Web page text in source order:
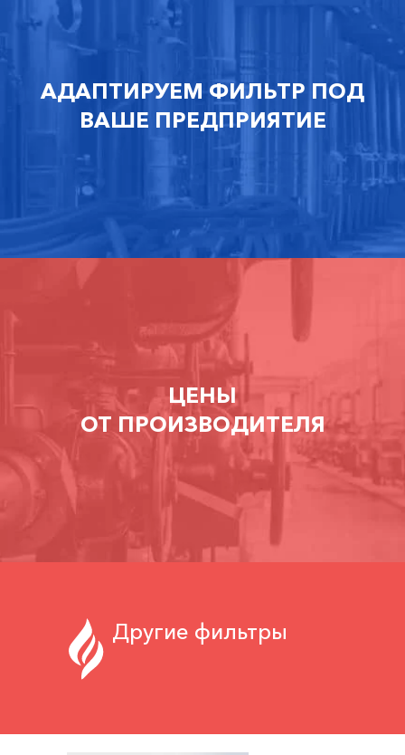
АДАПТИРУЕМ ФИЛЬТР ПОД
ВАШЕ ПРЕДПРИЯТИЕ
ЦЕНЫ
ОТ ПРОИЗВОДИТЕЛЯ
Другие фильтры